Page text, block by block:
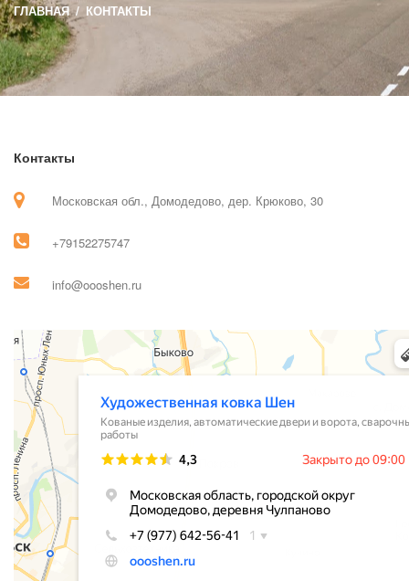
ГЛАВНАЯ / КОНТАКТЫ
Контакты
Московская обл., Домодедово, дер. Крюково, 30
+79152275747
info@oooshen.ru